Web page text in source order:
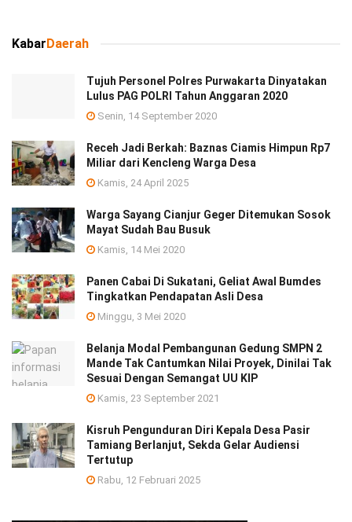
KabarDaerah
Tujuh Personel Polres Purwakarta Dinyatakan
Lulus PAG POLRI Tahun Anggaran 2020
Senin, 14 September 2020
Receh Jadi Berkah: Baznas Ciamis Himpun Rp7
Miliar dari Kencleng Warga Desa
Kamis, 24 April 2025
Warga Sayang Cianjur Geger Ditemukan Sosok
Mayat Sudah Bau Busuk
Kamis, 14 Mei 2020
Panen Cabai Di Sukatani, Geliat Awal Bumdes
Tingkatkan Pendapatan Asli Desa
Minggu, 3 Mei 2020
Belanja Modal Pembangunan Gedung SMPN 2
Mande Tak Cantumkan Nilai Proyek, Dinilai Tak
Sesuai Dengan Semangat UU KIP
Kamis, 23 September 2021
Kisruh Pengunduran Diri Kepala Desa Pasir
Tamiang Berlanjut, Sekda Gelar Audiensi
Tertutup
Rabu, 12 Februari 2025